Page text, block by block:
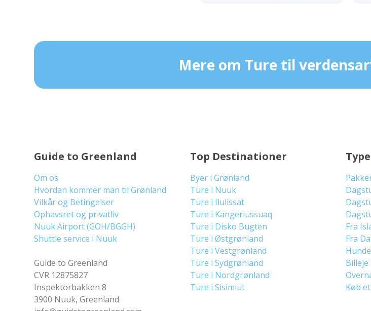
Mere om Ture til
Guide to Greenland
Om os
Hvordan kommer man til Grønland
Vilkår og Betingelser
Ophavsret og privatliv
Nuuk Airport (GOH/BGGH)
Shuttle service i Nuuk
Guide to Greenland
CVR 12875827
Inspektorbakken 8
3900 Nuuk, Greenland
Top Destinationer
Byer i Grønland
Ture i Nuuk
Ture i Ilulissat
Ture i Kangerlussuaq
Ture i Disko Bugten
Ture i Østgrønland
Ture i Vestgrønland
Ture i Sydgrønland
Ture i Nordgrønland
Ture i Sisimiut
Fra
Fra
Billeje
Køb